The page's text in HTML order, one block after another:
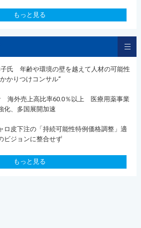
もっと見る
子氏 年齢や環境の壁を越えて人材の可能性
かりつけコンサル“
海外売上高比率60.0％以上 医療用薬事業
化、多国展開加速
皮下注の「持続可能性特例価格調整」適
ジョンに整合せず
もっと見る